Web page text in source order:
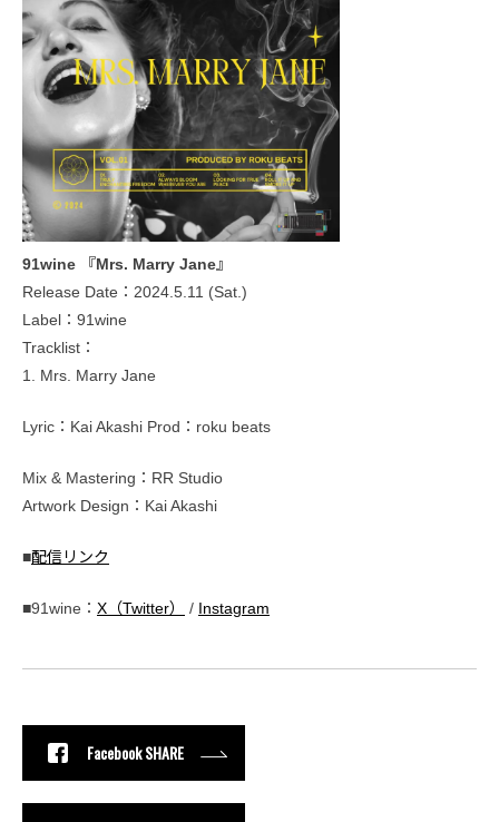
91wine 『Mrs. Marry Jane』
Release Date：2024.5.11 (Sat.)
Label：91wine
Tracklist：
1. Mrs. Marry Jane
Lyric：Kai Akashi Prod：roku beats
Mix & Mastering：RR Studio
Artwork Design：Kai Akashi
■配信リンク
■91wine： X（Twitter） / Instagram
Facebook SHARE